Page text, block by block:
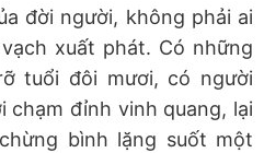
đời người, không phải ai
xuất phát. Có những
tuổi đôi mươi, có người
chạm đỉnh vinh quang, lại
bình lặng suốt một